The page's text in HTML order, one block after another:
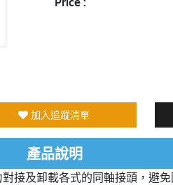
加入追蹤清單
產品說明
接及卸載各式的同軸接頭，避